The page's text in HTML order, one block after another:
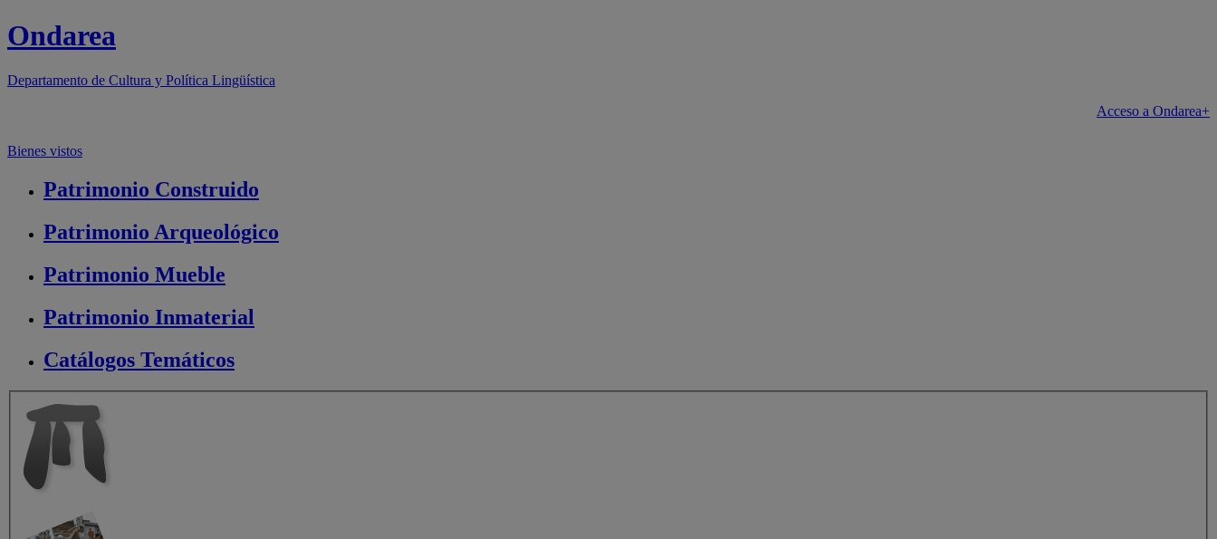
Ondarea
Departamento de Cultura y Política Lingüística
Acceso a Ondarea+
Bienes vistos
Patrimonio Construido
Patrimonio Arqueológico
Patrimonio Mueble
Patrimonio Inmaterial
Catálogos Temáticos